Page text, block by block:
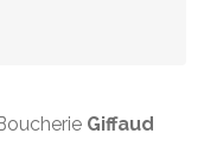
Giffaud